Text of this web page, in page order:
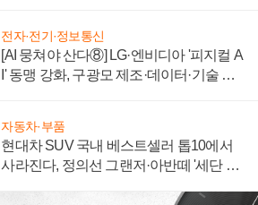
전자·전기·정보통신
[AI 뭉쳐야 산다⑧] LG·엔비디아 '피지컬 A
I' 동맹 강화, 구광모 제조·데이터·기술 결
자동차·부품
현대차 SUV 국내 베스트셀러 톱10에서
사라진다, 정의선 그랜저·아반떼 '세단 쌍